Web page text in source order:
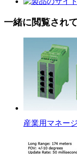
一緒に閲覧され
産業用マネー